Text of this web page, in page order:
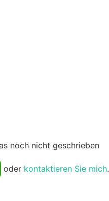
noch nicht geschrieben
oder kontaktieren Sie mich.